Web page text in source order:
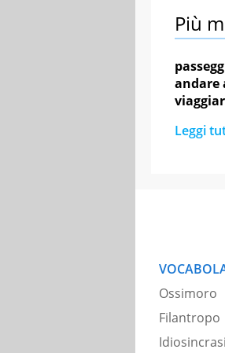
Più
andare
Leggi
Ossimoro
Filantropo